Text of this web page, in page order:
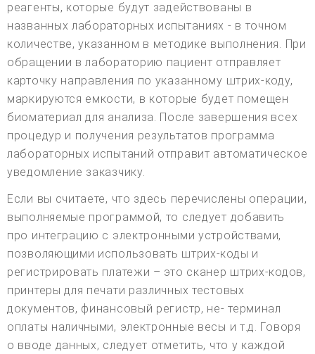
реагенты, которые будут задействованы в
названных лабораторных испытаниях - в точном
количестве, указанном в методике выполнения. При
обращении в лабораторию пациент отправляет
карточку направления по указанному штрих-коду,
маркируются емкости, в которые будет помещен
биоматериал для анализа. После завершения всех
процедур и получения результатов программа
лабораторных испытаний отправит автоматическое
уведомление заказчику.
Если вы считаете, что здесь перечислены операции,
выполняемые программой, то следует добавить
про интеграцию с электронными устройствами,
позволяющими использовать штрих-коды и
регистрировать платежи – это сканер штрих-кодов,
принтеры для печати различных тестовых
документов, финансовый регистр, не- терминал
оплаты наличными, электронные весы и т.д. Говоря
о вводе данных, следует отметить, что у каждой